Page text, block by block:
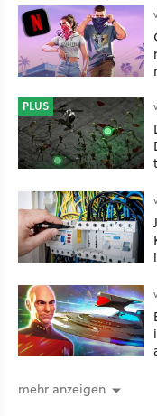
PLUS
mehr anzeigen